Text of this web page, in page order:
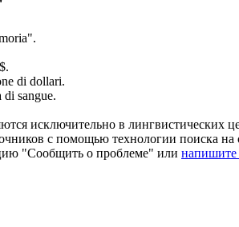
di dollari.
di sangue.
исключительно в лингвистических
с помощью технологии
"Сообщить о проблеме" или